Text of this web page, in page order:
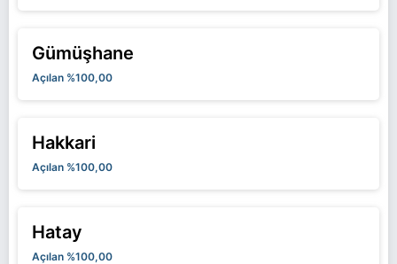
Gümüşhane
Açılan %100,00
Hakkari
Açılan %100,00
Hatay
Açılan %100,00